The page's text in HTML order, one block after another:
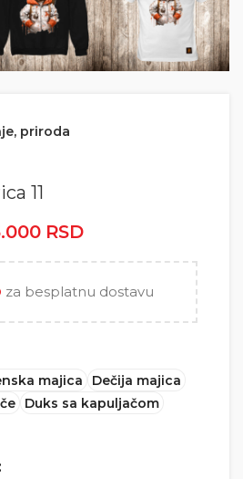
priroda
11
RSD
za besplatnu dostavu
majica
Dečija majica
Duks sa kapuljačom